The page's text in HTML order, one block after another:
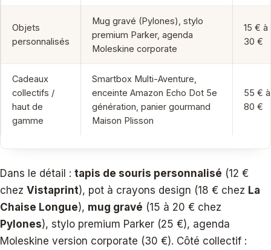
Objets
personnalisés
Mug gravé (Pylones), stylo
premium Parker, agenda
Moleskine corporate
15 € à
30 €
Cadeaux
collectifs /
haut de
gamme
Smartbox Multi-Aventure,
enceinte Amazon Echo Dot 5e
génération, panier gourmand
Maison Plisson
55 € à
80 €
Dans le détail : tapis de souris personnalisé (12 €
chez Vistaprint), pot à crayons design (18 € chez La
Chaise Longue), mug gravé (15 à 20 € chez
Pylones), stylo premium Parker (25 €), agenda
Moleskine version corporate (30 €). Côté collectif :